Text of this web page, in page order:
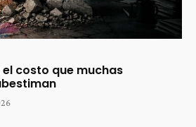
el costo que muchas